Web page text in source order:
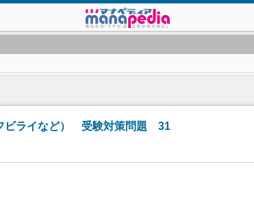
ビライなど） 受験対策問題 31